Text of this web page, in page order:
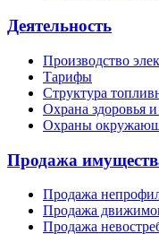
Деятельность
Производство
Тарифы
Структура
Охрана здоровья и
Охраны
Продажа
Продажа
Продажа
Продажа